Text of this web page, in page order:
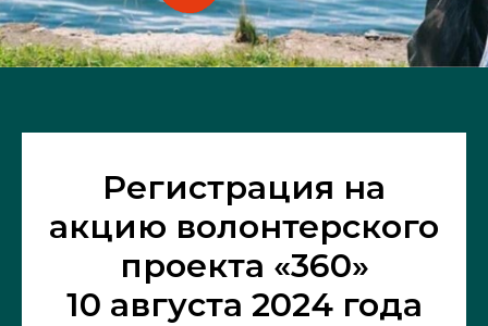
Регистрация на
акцию волонтерского
проекта «360»
10 августа 2024 года